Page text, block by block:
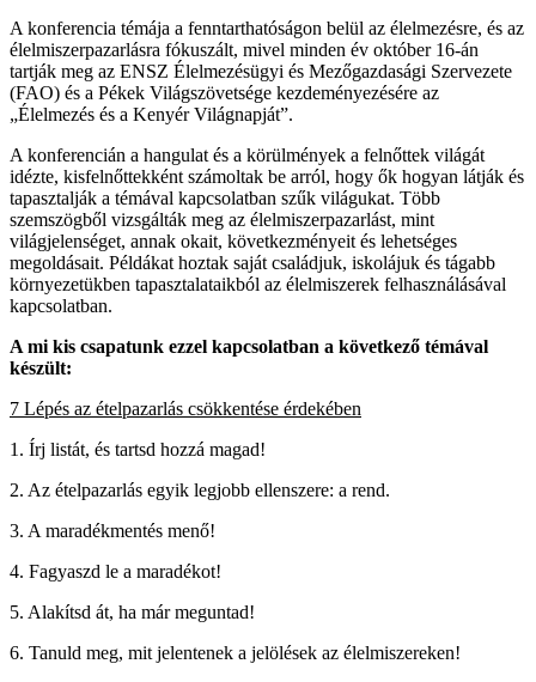
A konferencia témája a fenntarthatóságon belül az élelmezésre, és az
élelmiszerpazarlásra fókuszált, mivel minden év október 16-án
tartják meg az ENSZ Élelmezésügyi és Mezőgazdasági Szervezete
(FAO) és a Pékek Világszövetsége kezdeményezésére az
„Élelmezés és a Kenyér Világnapját”.
A konferencián a hangulat és a körülmények a felnőttek világát
idézte, kisfelnőttekként számoltak be arról, hogy ők hogyan látják és
tapasztalják a témával kapcsolatban szűk világukat. Több
szemszögből vizsgálták meg az élelmiszerpazarlást, mint
világjelenséget, annak okait, következményeit és lehetséges
megoldásait. Példákat hoztak saját családjuk, iskolájuk és tágabb
környezetükben tapasztalataikból az élelmiszerek felhasználásával
kapcsolatban.
A mi kis csapatunk ezzel kapcsolatban a következő témával
készült:
7 Lépés az ételpazarlás csökkentése érdekében
1. Írj listát, és tartsd hozzá magad!
2. Az ételpazarlás egyik legjobb ellenszere: a rend.
3. A maradékmentés menő!
4. Fagyaszd le a maradékot!
5. Alakítsd át, ha már meguntad!
6. Tanuld meg, mit jelentenek a jelölések az élelmiszereken!